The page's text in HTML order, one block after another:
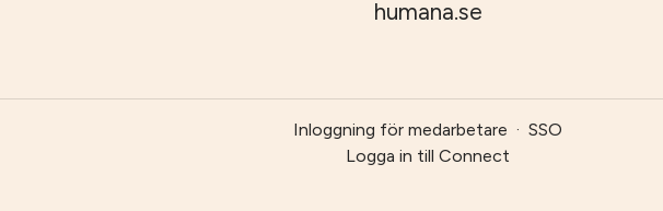
humana.se
Inloggning för medarbetare · SSO
Logga in till Connect